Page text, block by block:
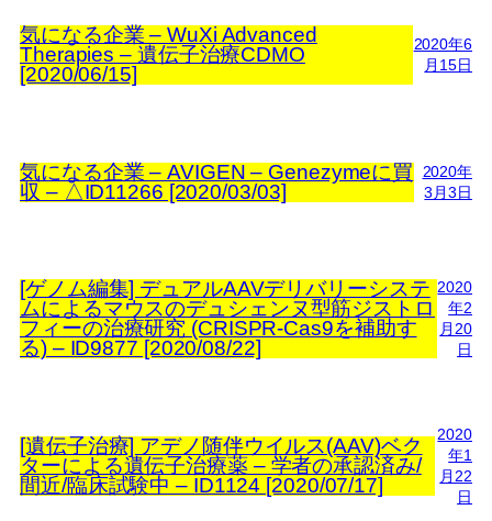
気になる企業 – WuXi Advanced
Therapies – 遺伝子治療CDMO
[2020/06/15]
2020年6
月15日
気になる企業 – AVIGEN – Genezymeに買
収 – △ID11266 [2020/03/03]
2020年
3月3日
[ゲノム編集] デュアルAAVデリバリーシステ
ムによるマウスのデュシェンヌ型筋ジストロ
フィーの治療研究 (CRISPR-Cas9を補助す
る) – ID9877 [2020/08/22]
2020
年2
月20
日
[遺伝子治療] アデノ随伴ウイルス(AAV)ベク
ターによる遺伝子治療薬 – 学者の承認済み/
間近/臨床試験中 – ID1124 [2020/07/17]
2020
年1
月22
日